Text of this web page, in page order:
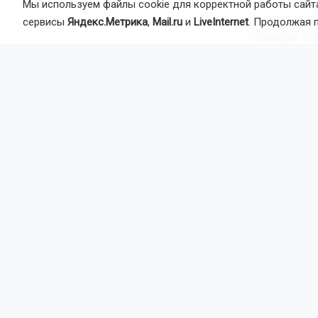
По
Мы используем файлы cookie для корректной работы
сервисы Яндекс.Метрика, Mail.ru и LiveInternet. Продолжая